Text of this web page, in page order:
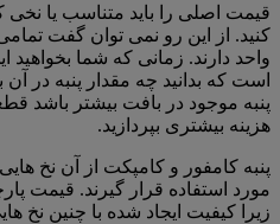
قیمت اصلی را باید متناسب یا نخی
کنید. از این رو نمی توان گفت
واحد دارند. زمانی که شما بخواهید
است که بدانید چه مقدار پنبه در
پنبه موجود در بافت بیشتر باشد
هزینه بیشتری بپردازید.
پنبه کامفور و‌ کامپکت از آن نخ
مورد استفاده قرار گیرند. قیمت
زیرا کیفیت ایجاد شده با چنین نخ